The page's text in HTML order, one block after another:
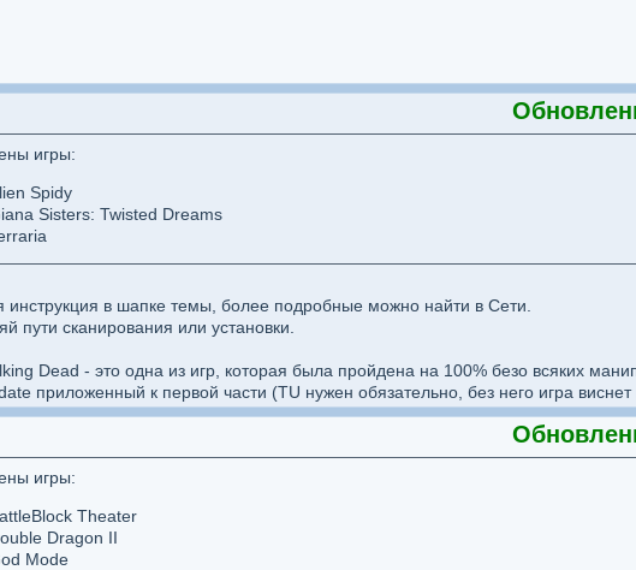
игры:
Spidy
Sisters: Twisted Dreams
инструкция в шапке темы, более подробные можно найти в Сети.
пути сканирования или установки.
Dead - это одна из игр, которая была пройдена на 100% безо всяких
приложенный к первой части (TU нужен обязательно, без него игра
игры:
Theater
Dragon II
Mode